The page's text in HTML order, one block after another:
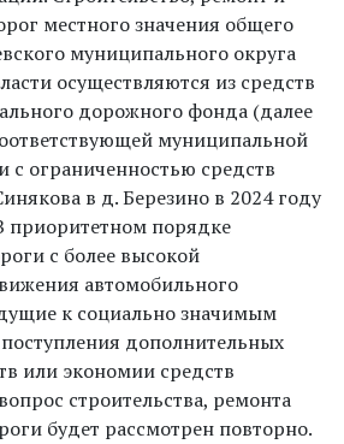
местного значения общего
муниципального округа
осуществляются из средств
дорожного фонда (далее
муниципальной
с ограниченностью средств
в д. Березино в 2024 году
приоритетном порядке
с более высокой
автомобильного
к социально значимым
дополнительных
или экономии средств
строительства, ремонта
будет рассмотрен повторно.